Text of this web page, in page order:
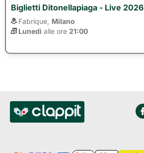
Biglietti Ditonellapiaga - Live 2026
Fabrique, Milano
Lunedì alle ore 21:00